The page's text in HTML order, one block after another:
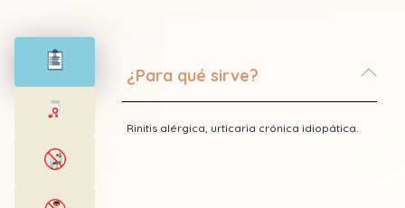
¿Para qué sirve?
Rinitis alérgica, urticaria crónica idiopática.